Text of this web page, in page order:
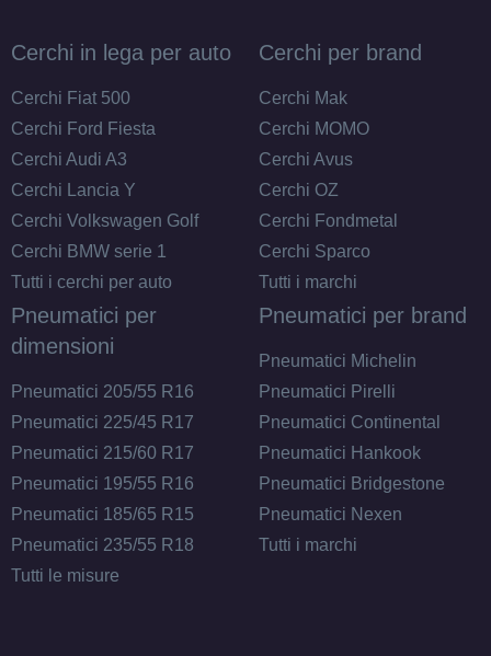
Disponibile
DEZENT Tn Black Mirror
4 fori 14" 5.5X14 ET42
4x100
Foro centrale: 54.1mm
Disponibile
4 fori 14" 5.5X14 ET45
4x100
Foro centrale: 54.1mm
Cerchi in lega per auto
Cerchi Fiat 500
Cerchi Ford Fiesta
Cerchi Audi A3
Cerchi Lancia Y
Cerchi Volkswagen Golf
Cerchi BMW serie 1
Tutti i cerchi per auto
Cerchi per brand
Cerchi Mak
Cerchi MOMO
Cerchi Avus
Cerchi OZ
Cerchi Fondmetal
Cerchi Sparco
Tutti i marchi
Pneumatici per
dimensioni
Pneumatici 205/55 R16
Pneumatici 225/45 R17
Pneumatici 215/60 R17
Pneumatici 195/55 R16
Pneumatici 185/65 R15
Pneumatici 235/55 R18
Tutti le misure
Pneumatici per brand
Pneumatici Michelin
Pneumatici Pirelli
Pneumatici Continental
Pneumatici Hankook
Pneumatici Bridgestone
Pneumatici Nexen
Tutti i marchi